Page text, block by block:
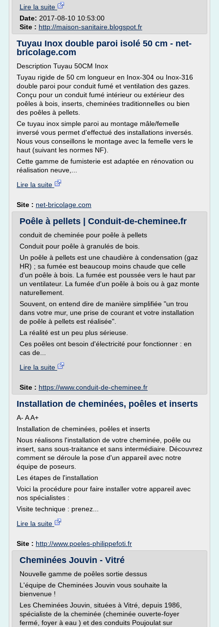
Lire la suite
Date: 2017-08-10 10:53:00
Site : http://maison-sanitaire.blogspot.fr
Tuyau Inox double paroi isolé 50 cm - net-
bricolage.com
Description Tuyau 50CM Inox
Tuyau rigide de 50 cm longueur en Inox-304 ou Inox-316
double paroi pour conduit fumé et ventilation des gazes.
Conçu pour un conduit fumé intérieur ou extérieur des
poêles à bois, inserts, cheminées traditionnelles ou bien
des poêles à pellets.
Ce tuyau inox simple paroi au montage mâle/femelle
inversé vous permet d'effectué des installations inversés.
Nous vous conseillons le montage avec la femelle vers le
haut (suivant les normes NF).
Cette gamme de fumisterie est adaptée en rénovation ou
réalisation neuve,...
Lire la suite
Site : net-bricolage.com
Poêle à pellets | Conduit-de-cheminee.fr
conduit de cheminée pour poêle à pellets
Conduit pour poêle à granulés de bois.
Un poêle à pellets est une chaudière à condensation (gaz
HR) ; sa fumée est beaucoup moins chaude que celle
d'un poêle à bois. La fumée est poussée vers le haut par
un ventilateur. La fumée d'un poêle à bois ou à gaz monte
naturellement.
Souvent, on entend dire de manière simplifiée "un trou
dans votre mur, une prise de courant et votre installation
de poêle à pellets est réalisée".
La réalité est un peu plus sérieuse.
Ces poêles ont besoin d'électricité pour fonctionner : en
cas de...
Lire la suite
Site : https://www.conduit-de-cheminee.fr
Installation de cheminées, poêles et inserts
A- A A+
Installation de cheminées, poêles et inserts
Nous réalisons l'installation de votre cheminée, poêle ou
insert, sans sous-traitance et sans intermédiaire. Découvrez
comment se déroule la pose d'un appareil avec notre
équipe de poseurs.
Les étapes de l'installation
Voici la procédure pour faire installer votre appareil avec
nos spécialistes :
Visite technique : prenez...
Lire la suite
Site : http://www.poeles-philippefoti.fr
Cheminées Jouvin - Vitré
Nouvelle gamme de poêles sortie dessus
L'équipe de Cheminées Jouvin vous souhaite la
bienvenue !
Les Cheminées Jouvin, situées à Vitré, depuis 1986,
spécialiste de la cheminée (cheminée ouverte-foyer
fermé, foyer à eau ) et des conduits Poujoulat sur